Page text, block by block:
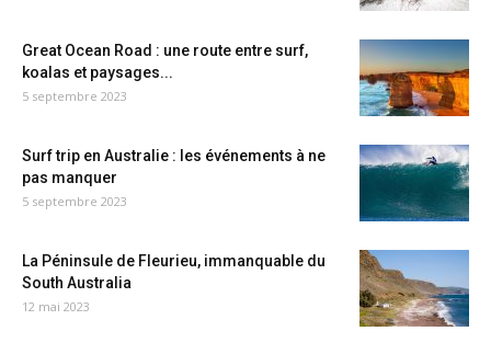
Great Ocean Road : une route entre surf,
koalas et paysages...
5 septembre 2023
Surf trip en Australie : les événements à ne
pas manquer
5 septembre 2023
La Péninsule de Fleurieu, immanquable du
South Australia
12 mai 2023